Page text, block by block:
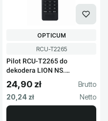
Kod produktu
RCU-T2265
Pilot RCU-T2265 do
dekodera LION NS.
NYTROBOX NS
PRODUCENT
OPTICUM
Cena brutto
24,90 zł
Cena netto
20,24 zł